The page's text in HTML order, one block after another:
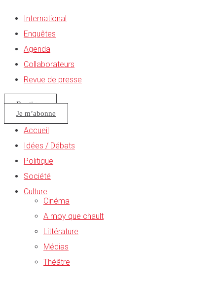
International
Enquêtes
Agenda
Collaborateurs
Revue de presse
Boutique
Je m’abonne
Accueil
Idées / Débats
Politique
Société
Culture
Cinéma
A moy que chault
Littérature
Médias
Théâtre